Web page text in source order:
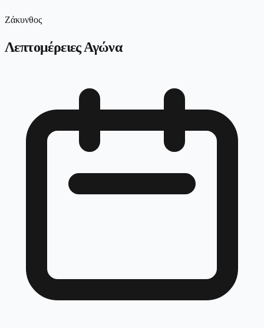
Ζάκυνθος
Λεπτομέρειες Αγώνα